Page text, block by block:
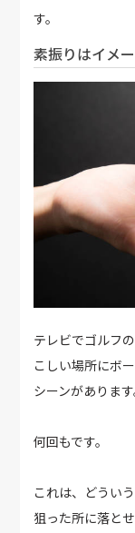
す。
素振りはイメ
テレビでゴルフ
こしい場所にボ
シーンがあります
何回もです。
これは、どうい
狙った所に落と